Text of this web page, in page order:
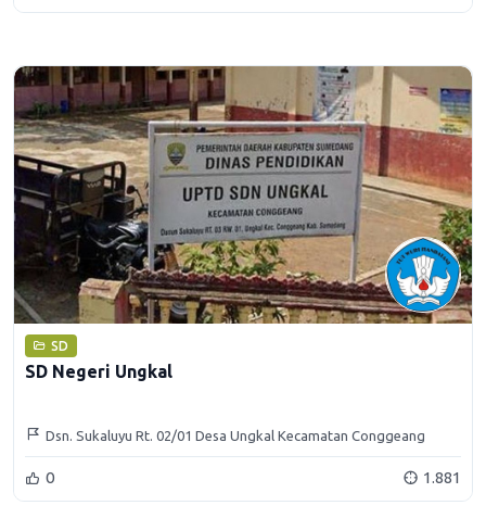
SD
SD Negeri Ungkal
Dsn. Sukaluyu Rt. 02/01 Desa Ungkal Kecamatan Conggeang
Kabupaten Sumedang
0 1.881